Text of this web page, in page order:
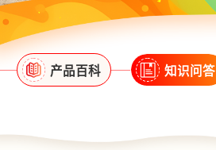
产品百科 知识问答